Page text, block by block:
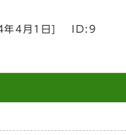
4月1日 ID:9